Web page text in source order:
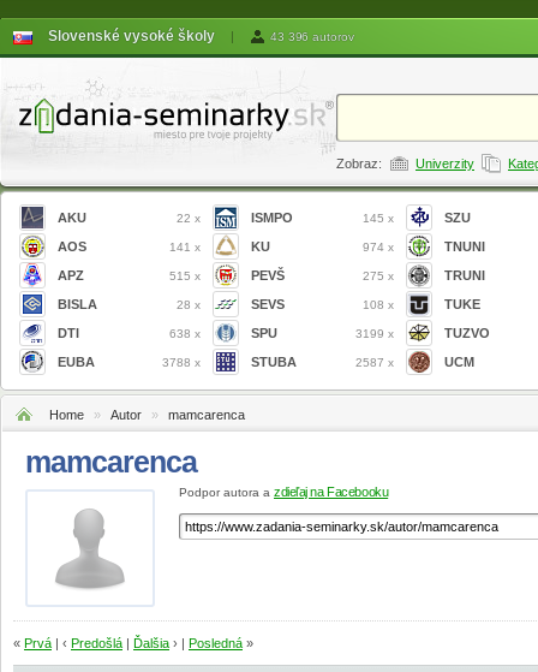
Slovenské vysoké školy | 43 396 autorov
Zobraz: Univerzity
AKU 22 x
AOS 141 x
APZ 515 x
BISLA 28 x
DTI 638 x
EUBA 3788 x
ISMPO 145 x
KU 974 x
PEVŠ 275 x
SEVS 108 x
SPU 3199 x
STUBA 2587 x
SZU
TNUNI
TRUNI
TUKE
TUZVO
UCM
Home » Autor » mamcarenca
mamcarenca
Podpor autora a zdieľaj na Facebooku
« Prvá | ‹ Predošlá | Ďalšia › | Posledná »